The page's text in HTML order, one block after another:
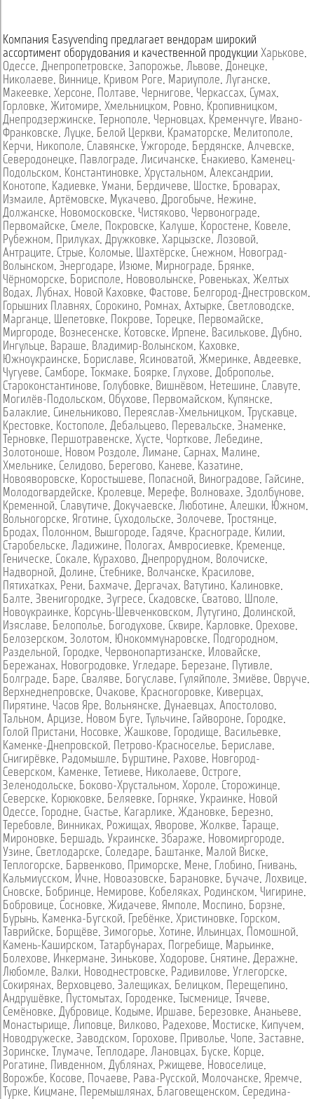
Компания Easyvending предлагает вендорам широкий
ассортимент оборудования и качественной продукции Харькове,
Одессе, Днепропетровске, Запорожье, Львове, Донецке,
Николаеве, Виннице, Кривом Роге, Мариуполе, Луганске,
Макеевке, Херсоне, Полтаве, Чернигове, Черкассах, Сумах,
Горловке, Житомире, Хмельницком, Ровно, Кропивницком,
Днепродзержинске, Тернополе, Черновцах, Кременчуге, Ивано-
Франковске, Луцке, Белой Церкви, Краматорске, Мелитополе,
Керчи, Никополе, Славянске, Ужгороде, Бердянске, Алчевске,
Северодонецке, Павлограде, Лисичанске, Енакиево, Каменец-
Подольском, Константиновке, Хрустальном, Александрии,
Конотопе, Кадиевке, Умани, Бердичеве, Шостке, Броварах,
Измаиле, Артёмовске, Мукачево, Дрогобыче, Нежине,
Должанске, Новомосковске, Чистяково, Червонограде,
Первомайске, Смеле, Покровске, Калуше, Коростене, Ковеле,
Рубежном, Прилуках, Дружковке, Харцызске, Лозовой,
Антраците, Стрые, Коломые, Шахтёрске, Снежном, Новоград-
Волынском, Энергодаре, Изюме, Мирнограде, Брянке,
Чёрноморске, Борисполе, Нововолынске, Ровеньках, Желтых
Водах, Лубнах, Новой Каховке, Фастове, Белгород-Днестровском,
Горышних Плавнях, Сорокино, Ромнах, Ахтырке, Светловодске,
Марганце, Шепетовке, Покрове, Торецке, Первомайске,
Миргороде, Вознесенске, Котовске, Ирпене, Василькове, Дубно,
Ингульце, Вараше, Владимир-Волынском, Каховке,
Южноукраинске, Бориславе, Ясиноватой, Жмеринке, Авдеевке,
Чугуеве, Самборе, Токмаке, Боярке, Глухове, Доброполье,
Староконстантинове, Голубовке, Вишнёвом, Нетешине, Славуте,
Могилёв-Подольском, Обухове, Первомайском, Купянске,
Балаклие, Синельниково, Переяслав-Хмельницком, Трускавце,
Крестовке, Костополе, Дебальцево, Перевальске, Знаменке,
Терновке, Першотравенске, Хусте, Чорткове, Лебедине,
Золотоноше, Новом Роздоле, Лимане, Сарнах, Малине,
Хмельнике, Селидово, Берегово, Каневе, Казатине,
Новояворовске, Коростышеве, Попасной, Виноградове, Гайсине,
Молодогвардейске, Кролевце, Мерефе, Волновахе, Здолбунове,
Кременной, Славутиче, Докучаевске, Люботине, Алешки, Южном,
Вольногорске, Яготине, Суходольске, Золочеве, Тростянце,
Бродах, Полонном, Вышгороде, Гадяче, Краснограде, Килии,
Старобельске, Ладижине, Пологах, Амвросиевке, Кременце,
Геническе, Сокале, Курахово, Днепрорудном, Волочиске,
Надворной, Долине, Стебнике, Волчанске, Красилове,
Пятихатках, Рени, Бахмаче, Дергачах, Ватутино, Калиновке,
Балте, Звенигородке, Зугресе, Скадовске, Сватово, Шполе,
Новоукраинке, Корсунь-Шевченковском, Лутугино, Долинской,
Изяславе, Белополье, Богодухове, Сквире, Карловке, Орехове,
Белозерском, Золотом, Юнокоммунаровске, Подгородном,
Раздельной, Городке, Червонопартизанске, Иловайске,
Бережанах, Новогродовке, Угледаре, Березане, Путивле,
Болграде, Баре, Сваляве, Богуславе, Гуляйполе, Змиёве, Овруче,
Верхнеднепровске, Очакове, Красногоровке, Киверцах,
Пирятине, Часов Яре, Вольнянске, Дунаевцах, Апостолово,
Тальном, Арцизе, Новом Буге, Тульчине, Гайвороне, Городке,
Голой Пристани, Носовке, Жашкове, Городище, Васильевке,
Каменке-Днепровской, Петрово-Красноселье, Бериславе,
Снигирёвке, Радомышле, Бурштине, Рахове, Новгород-
Северском, Каменке, Тетиеве, Николаеве, Остроге,
Зеленодольске, Боково-Хрустальном, Хороле, Сторожинце,
Северске, Корюковке, Беляевке, Горняке, Украинке, Новой
Одессе, Городне, Счастье, Кагарлике, Ждановке, Березно,
Теребовле, Винниках, Рожищах, Яворове, Жолкве, Тараще,
Мироновке, Бершадь, Украинске, Збараже, Новомиргороде,
Узине, Светлодарске, Соледаре, Баштанке, Малой Виске,
Теплогорске, Барвенково, Приморске, Мене, Глобино, Гнивань,
Кальмиусском, Ичне, Новоазовске, Барановке, Бучаче, Лохвице,
Сновске, Бобринце, Немирове, Кобеляках, Родинском, Чигирине,
Бобровице, Сосновке, Жидачеве, Ямполе, Моспино, Борзне,
Бурынь, Каменка-Бугской, Гребёнке, Христиновке, Горском,
Таврийске, Борщёве, Зимогорье, Хотине, Ильинцах, Помошной,
Камень-Каширском, Татарбунарах, Погребище, Марьинке,
Болехове, Инкермане, Зинькове, Ходорове, Снятине, Деражне,
Любомле, Валки, Новоднестровске, Радивилове, Углегорске,
Сокирянах, Верховцево, Залещиках, Белицком, Перещепино,
Андрушёвке, Пустомытах, Городенке, Тысменице, Тячеве,
Семёновке, Дубровице, Кодыме, Иршаве, Березовке, Ананьеве,
Монастырище, Липовце, Вилково, Радехове, Мостиске, Кипучем,
Новодружеске, Заводском, Горохове, Приволье, Чопе, Заставне,
Зоринске, Тлумаче, Теплодаре, Лановцах, Буске, Корце,
Рогатине, Пивденном, Дублянах, Ржищеве, Новоселице,
Ворожбе, Косове, Почаеве, Рава-Русской, Молочанске, Яремче,
Турке, Кицмане, Перемышлянах, Благовещенском, Середина-